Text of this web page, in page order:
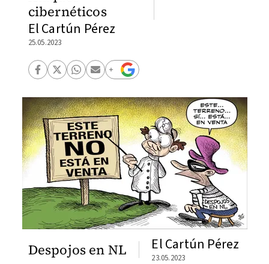
cibernéticos
El Cartún Pérez
25.05.2023
Despojos en NL El Cartún Pérez
23.05.2023